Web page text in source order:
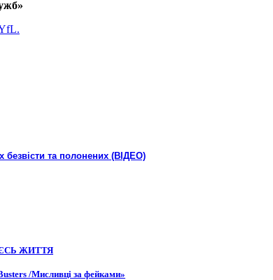
та полонених (ВІДЕО)
ЖИТТЯ
/Мисливці за фейками»